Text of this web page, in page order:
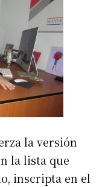
la versión
la lista que
inscripta en el